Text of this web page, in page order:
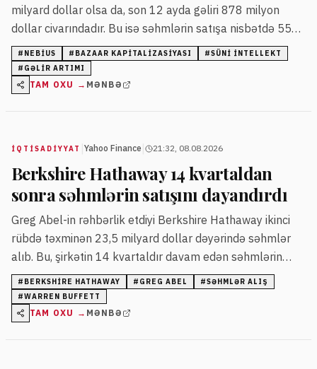
milyard dollar olsa da, son 12 ayda gəliri 878 milyon
dollar civarındadır. Bu isə səhmlərin satışa nisbətdə 55
dəfə qiymətləndiyini göstərir və adətən proqram təminatı
şirkətlərinə xasdır.
# NEBIUS # BAZAAR KAPITALIZASIYASI #SÜNI INTELLEKT
# GƏLIR ARTIMI
TAM OXU → MƏNBƏ
İQTISADIYYAT Yahoo Finance 21:32, 08.08.2026
Berkshire Hathaway 14 kvartaldan
sonra səhmlərin satışını dayandırdı
Greg Abel-in rəhbərlik etdiyi Berkshire Hathaway ikinci
rübdə təxminən 23,5 milyard dollar dəyərində səhmlər
alıb. Bu, şirkətin 14 kvartaldır davam edən səhmlərin
satışından sonra ilk alqı addımıdır və investorlar arasında
alqı siqnalı kimi qiymətləndirilir.
# BERKSHIRE HATHAWAY # GREG ABEL #SƏHMLƏR ALIŞ
#WARREN BUFFETT
TAM OXU → MƏNBƏ